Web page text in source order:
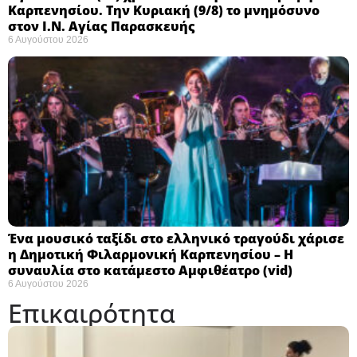
Καρπενησίου. Την Κυριακή (9/8) το μνημόσυνο
στον Ι.Ν. Αγίας Παρασκευής
6 Αυγούστου 2026
Ένα μουσικό ταξίδι στο ελληνικό τραγούδι χάρισε
η Δημοτική Φιλαρμονική Καρπενησίου – Η
συναυλία στο κατάμεστο Αμφιθέατρο (vid)
6 Αυγούστου 2026
Επικαιρότητα